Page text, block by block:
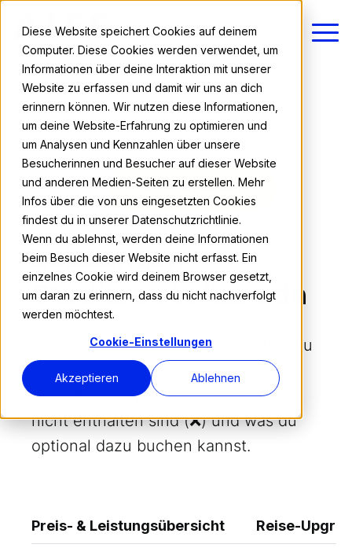
Diese Website speichert Cookies auf deinem
Computer. Diese Cookies werden verwendet, um
Informationen über deine Interaktion mit unserer
Website zu erfassen und damit wir uns an dich
erinnern können. Wir nutzen diese Informationen,
um deine Website-Erfahrung zu optimieren und
um Analysen und Kennzahlen über unsere
Besucherinnen und Besucher auf dieser Website
und anderen Medien-Seiten zu erstellen. Mehr
Infos über die von uns eingesetzten Cookies
findest du in unserer Datenschutzrichtlinie.
Wenn du ablehnst, werden deine Informationen
beim Besuch dieser Website nicht erfasst. Ein
einzelnes Cookie wird deinem Browser gesetzt,
um daran zu erinnern, dass du nicht nachverfolgt
werden möchtest.
Cookie-Einstellungen
Akzeptieren Ablehnen
ab 13.200 € Jetzt anmelden
AIFS
Studieren im Ausland
Kanada
Preisübersicht
Preise, Leistungen & Termine
Preise und
Leistungen -
Studieren in Kanada
Hier findest du alle wichtigen Infos zu
unseren Preisen und was darin
enthalten ist (✔️), welche Leistungen
nicht enthalten sind (❌) und was du
optional dazu buchen kannst.
Preis- & Leistungsübersicht Reise-